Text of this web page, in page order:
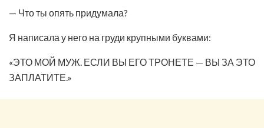
— Что ты опять придумала?
Я написала у него на груди крупными буквами:
«ЭТО МОЙ МУЖ. ЕСЛИ ВЫ ЕГО ТРОНЕТЕ — ВЫ ЗА ЭТО
ЗАПЛАТИТЕ.»